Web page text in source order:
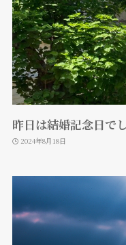
昨日は結婚記念日で
2024年8月18日